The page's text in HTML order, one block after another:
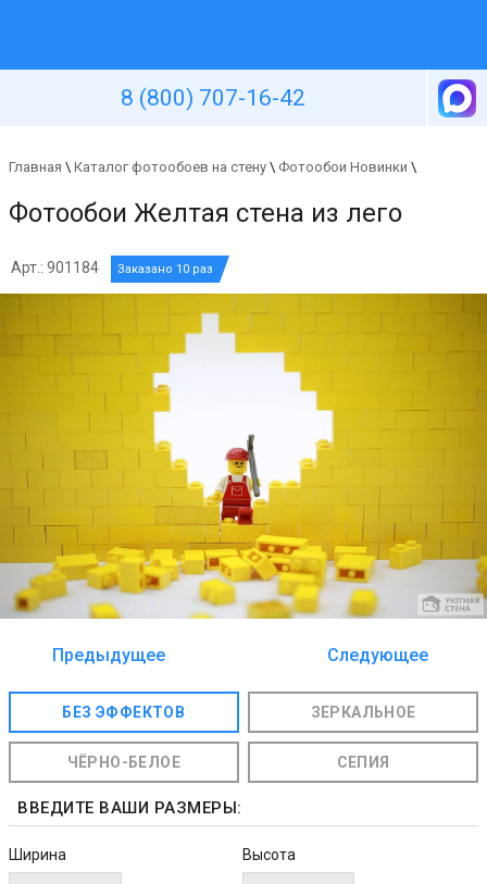
8 (800) 707-16-42
Главная \ Каталог фотообоев на стену \ Фотообои Новинки \
Фотообои Желтая стена из лего
Арт.: 901184 Заказано 10 раз
Предыдущее
Следующее
БЕЗ ЭФФЕКТОВ ЗЕРКАЛЬНОЕ
ЧЁРНО-БЕЛОЕ СЕПИЯ
ВВЕДИТЕ ВАШИ РАЗМЕРЫ:
Ширина Высота